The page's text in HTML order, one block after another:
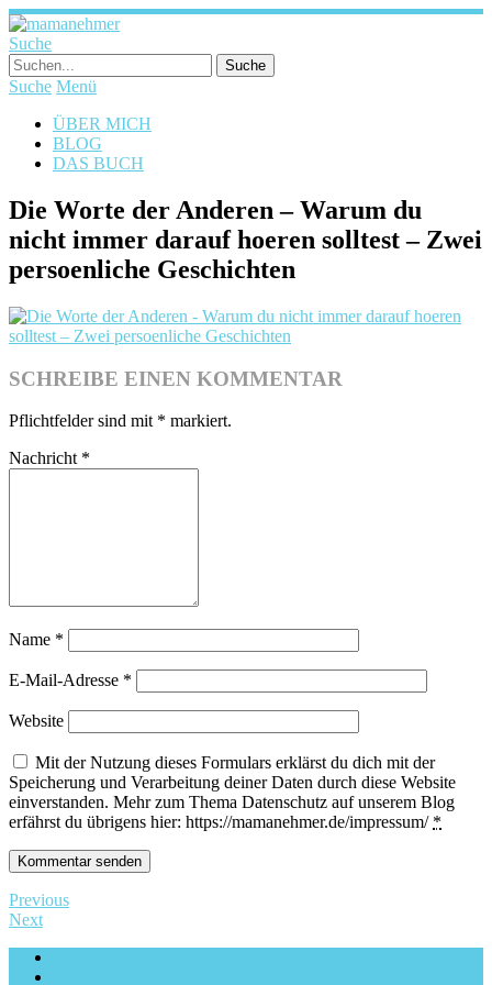
Suche
Suche Menü
ÜBER MICH
BLOG
DAS BUCH
Die Worte der Anderen – Warum du
nicht immer darauf hoeren solltest – Zwei
persoenliche Geschichten
SCHREIBE EINEN KOMMENTAR
Pflichtfelder sind mit * markiert.
Nachricht *
Name *
E-Mail-Adresse *
Website
Mit der Nutzung dieses Formulars erklärst du dich mit der
Speicherung und Verarbeitung deiner Daten durch diese Website
einverstanden. Mehr zum Thema Datenschutz auf unserem Blog
erfährst du übrigens hier: https://mamanehmer.de/impressum/ *
Previous
Next